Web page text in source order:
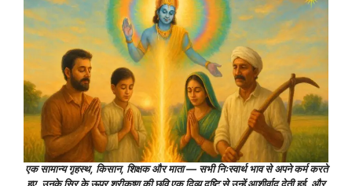
एक सामान्य गृहस्थ, किसान, शिक्षक और माता — सभी निःस्वार्थ भाव से अपने कर्म करते